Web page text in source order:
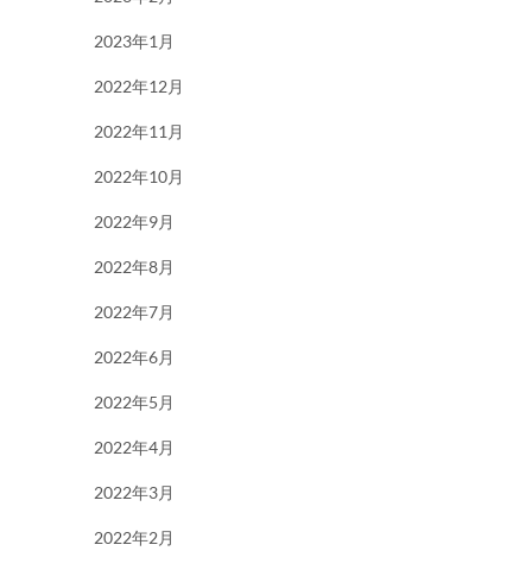
2023年1月
2022年12月
2022年11月
2022年10月
2022年9月
2022年8月
2022年7月
2022年6月
2022年5月
2022年4月
2022年3月
2022年2月